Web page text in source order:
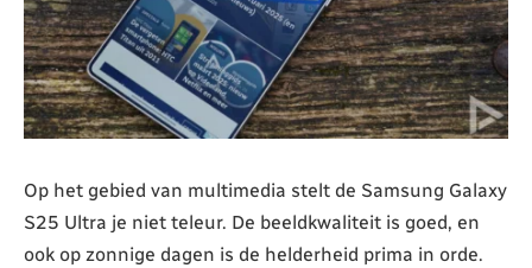
Op het gebied van multimedia stelt de Samsung Galaxy
S25 Ultra je niet teleur. De beeldkwaliteit is goed, en
ook op zonnige dagen is de helderheid prima in orde.